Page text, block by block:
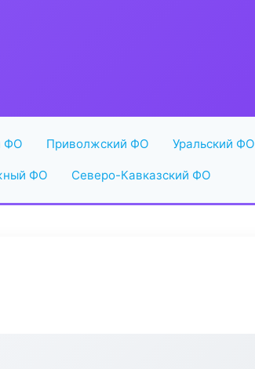
ФО Приволжский ФО Уральский ФО
ФО Северо-Кавказский ФО